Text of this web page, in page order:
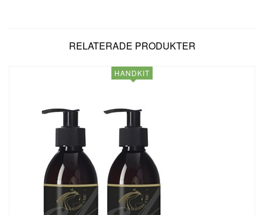
RELATERADE PRODUKTER
HANDKIT